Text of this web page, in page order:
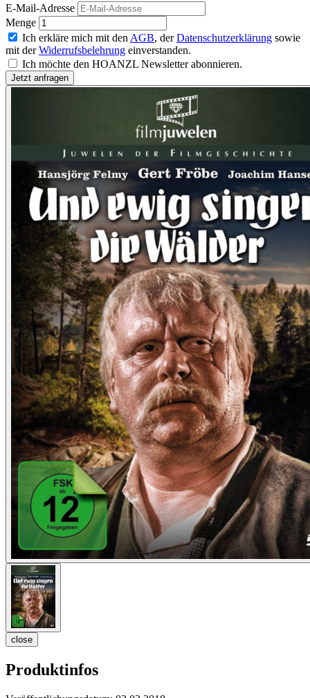
E-Mail-Adresse
Menge
Ich erkläre mich mit den AGB, derDatenschutzerklärung sowie
mit derWiderrufsbelehrung einverstanden.
Ich möchte den HOANZL Newsletter abonnieren.
close
Produktinfos